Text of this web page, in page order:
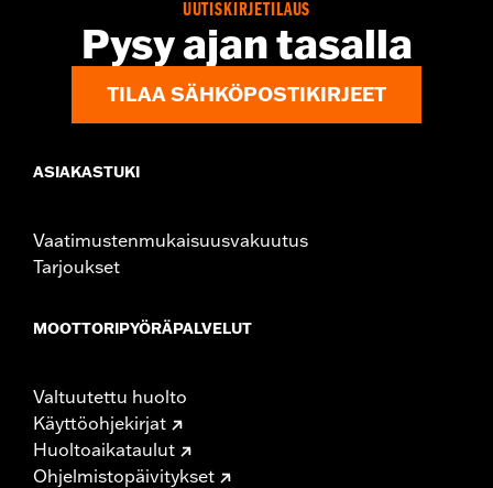
UUTISKIRJETILAUS
Pysy ajan tasalla
TILAA SÄHKÖPOSTIKIRJEET
ASIAKASTUKI
Vaatimustenmukaisuusvakuutus
Tarjoukset
MOOTTORIPYÖRÄPALVELUT
Valtuutettu huolto
Käyttöohjekirjat
Huoltoaikataulut
Ohjelmistopäivitykset